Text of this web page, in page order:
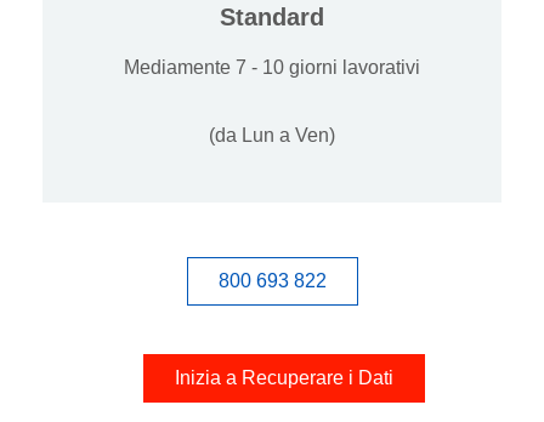
Standard
Mediamente 7 - 10 giorni lavorativi
(da Lun a Ven)
800 693 822
Inizia a Recuperare i Dati